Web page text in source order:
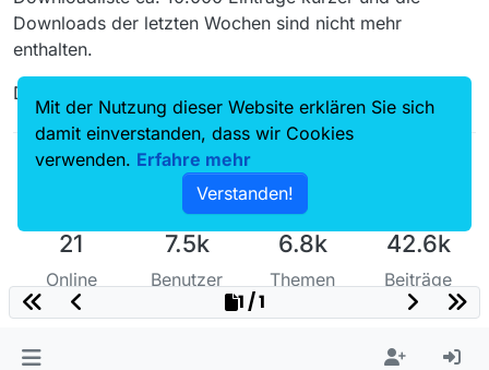
10901_angriff_auf_unsere_demokratie_z
om_2360k_p35v15.mp4
vernünftig funktioniert.
Downloads der letzten Wochen sind nicht mehr
enthalten.
Danke schön!
21
Online
7.5k
Benutzer
6.8k
Themen
42.6k
Beiträge
1 / 1
Mit der Nutzung dieser Website erklären Sie sich
damit einverstanden, dass wir Cookies
verwenden. Erfahre mehr
Verstanden!